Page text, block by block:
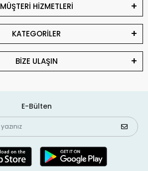
MÜŞTERİ HİZMETLERİ
KATEGORİLER
BİZE ULAŞIN
E-Bülten